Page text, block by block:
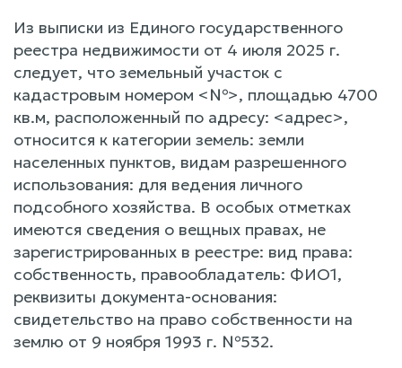
Из выписки из Единого государственного
реестра недвижимости от 4 июля 2025 г.
следует, что земельный участок с
кадастровым номером <№>, площадью 4700
кв.м, расположенный по адресу: <адрес>,
относится к категории земель: земли
населенных пунктов, видам разрешенного
использования: для ведения личного
подсобного хозяйства. В особых отметках
имеются сведения о вещных правах, не
зарегистрированных в реестре: вид права:
собственность, правообладатель: ФИО1,
реквизиты документа-основания:
свидетельство на право собственности на
землю от 9 ноября 1993 г. №532.